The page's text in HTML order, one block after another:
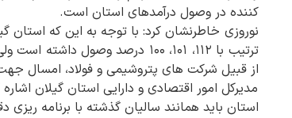
کننده در وصول درآمدهای استان است.
از قبیل شرکت های پتروشیمی و فولاد، امسال
مدیرکل امور اقتصادی و دارایی استان گیلان
استان باید همانند سالیان گذشته با برنامه